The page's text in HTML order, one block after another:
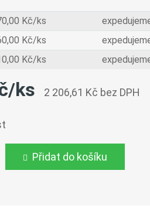
Kč/ks
Kč/ks
Kč/ks
ks 2 206,61 Kč bez DPH
Přidat do košíku